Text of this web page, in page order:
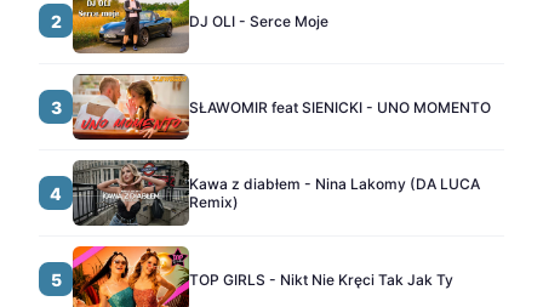
2 DJ OLI - Serce Moje
3 SŁAWOMIR feat SIENICKI - UNO MOMENTO
4
Kawa z diabłem - Nina Lakomy (DA LUCA
Remix)
5 TOP GIRLS - Nikt Nie Kręci Tak Jak Ty